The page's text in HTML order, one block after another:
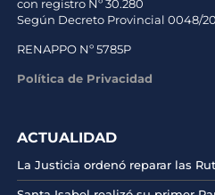
con registro Nº 30.280
Según Decreto Provincial 0048/
RENAPPO Nº 5785P
Política de Privacidad
ACTUALIDAD
La Justicia ordenó reparar las